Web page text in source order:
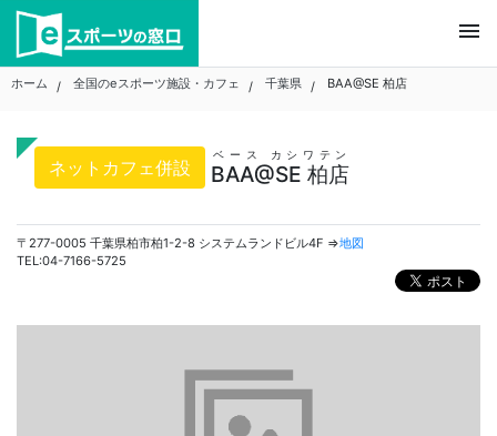
Skip
content
menu
ホーム 全国のeスポーツ施設・カフェ 千葉県 BAA@SE 柏店
ネットカフェ併設 BAA@SE 柏店
ベース カシワテン
〒277-0005 千葉県柏市柏1-2-8 システムランドビル4F ⇒地図
TEL:04-7166-5725